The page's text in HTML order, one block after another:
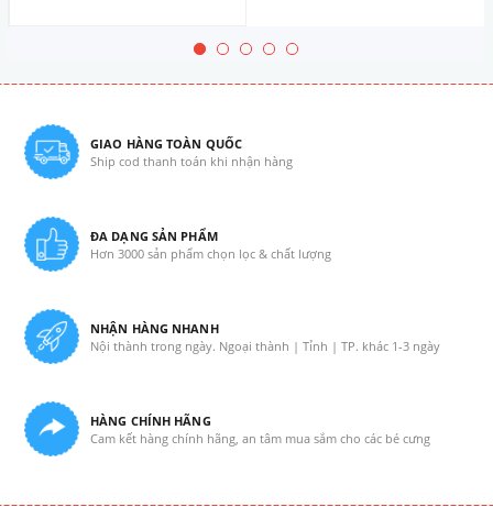
GIAO HÀNG TOÀN QUỐC
Ship cod thanh toán khi nhận hàng
ĐA DẠNG SẢN PHẨM
Hơn 3000 sản phẩm chọn lọc & chất lượng
NHẬN HÀNG NHANH
Nội thành trong ngày. Ngoại thành | Tỉnh | TP. khác 1-3 ngày
HÀNG CHÍNH HÃNG
Cam kết hàng chính hãng, an tâm mua sắm cho các bé cưng